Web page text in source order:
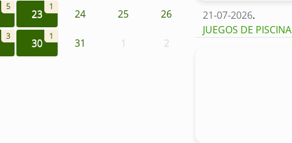
5
23
1
24 25 26
3
30
1
31 1 2
21-07-2026.
JUEGOS DE PISCINA